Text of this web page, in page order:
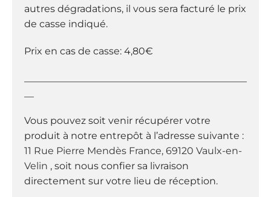
autres dégradations, il vous sera facturé le prix
de casse indiqué.
Prix en cas de casse: 4,80€
Vous pouvez soit venir récupérer votre
produit à notre entrepôt à l’adresse suivante :
11 Rue Pierre Mendès France, 69120 Vaulx-en-
Velin , soit nous confier sa livraison
directement sur votre lieu de réception.